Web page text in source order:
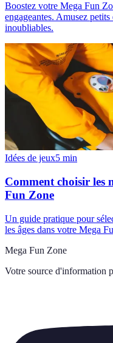
Boostez votre Mega Fun
engageantes. Amusez
inoubliables.
Idées de jeux5 min
Comment choisir les
Fun Zone
Un guide pratique pour
les âges dans votre Mega
Mega Fun Zone
Votre source d'information